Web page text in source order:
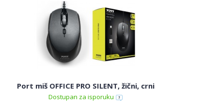
Port miš OFFICE PRO SILENT, žični, crni
Dostupan za isporuku